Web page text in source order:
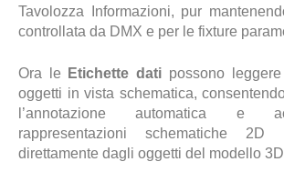
Tavolozza Informazioni, pur
controllata da DMX e per le fixture
Ora le Etichette dati possono
oggetti in vista schematica,
l’annotazione automatica e
rappresentazioni schematiche
direttamente dagli oggetti del modello